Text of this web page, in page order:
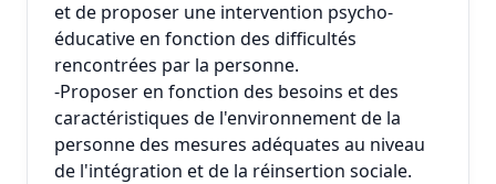
et de proposer une intervention psycho-
éducative en fonction des difficultés
rencontrées par la personne.
-Proposer en fonction des besoins et des
caractéristiques de l'environnement de la
personne des mesures adéquates au niveau
de l'intégration et de la réinsertion sociale.